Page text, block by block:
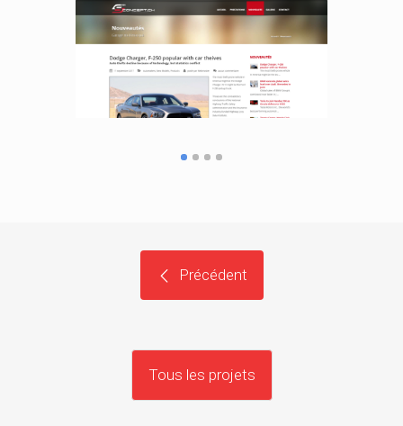
Précédent
Tous les projets